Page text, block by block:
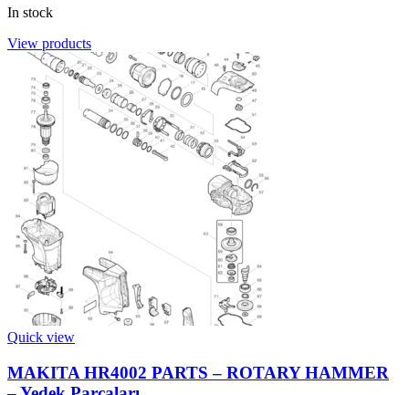
In stock
View products
Quick view
MAKITA HR4002 PARTS – ROTARY HAMMER